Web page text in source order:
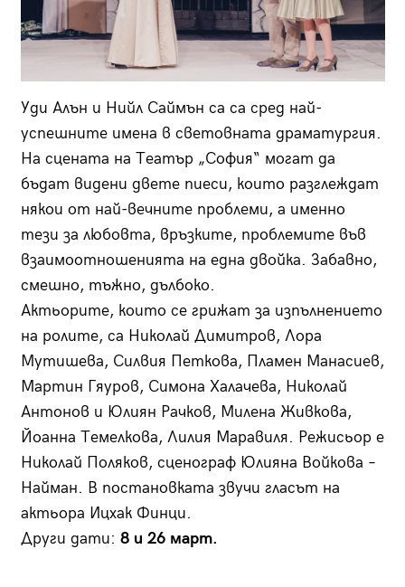
Уди Алън и Нийл Саймън са са сред най-
успешните имена в световната драматургия.
На сцената на Театър „София“ могат да
бъдат видени двете пиеси, които разглеждат
някои от най-вечните проблеми, а именно
тези за любовта, връзките, проблемите във
взаимоотношенията на една двойка. Забавно,
смешно, тъжно, дълбоко.
Актьорите, които се грижат за изпълнението
на ролите, са Николай Димитров, Лора
Мутишева, Силвия Петкова, Пламен Манасиев,
Мартин Гяуров, Симона Халачева, Николай
Антонов и Юлиян Рачков, Милена Живкова,
Йоанна Темелкова, Лилия Маравиля. Режисьор е
Николай Поляков, сценограф Юлияна Войкова –
Найман. В постановката звучи гласът на
актьора Ицхак Финци.
Други дати: 8 и 26 март.